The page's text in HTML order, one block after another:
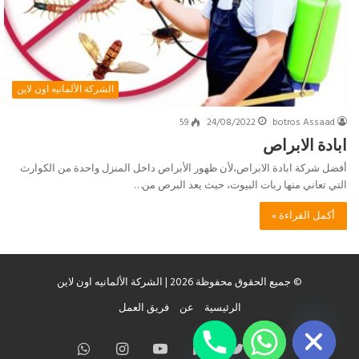
الشركة الألمانيه اون لاين
botros Assaad
24/08/2022
59
ابادة الابراص
أفضل شركة ابادة الابراص،لأن ظهور الأبراص داخل المنزل واحدة من الكوارث
التي تعاني منها ربات البيوت، حيث يعد البرص من…
أكمل القراءة »
© جميع الحقوق محفوظة 2026 | الشركة الألمانيه اون لاين
الرئيسية
عن فريق العمل
فيسبوكتويتر لينكدإن يوتيوب انستقرام